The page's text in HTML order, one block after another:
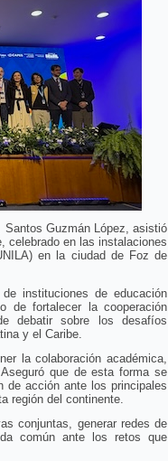
Santos Guzmán López, asistió
celebrado en las instalaciones
en la ciudad de Foz de
instituciones de educación
de fortalecer la cooperación
debatir sobre los desafíos
y el Caribe.
la colaboración académica,
que de esta forma se
de acción ante los principales
región del continente.
conjuntas, generar redes de
común ante los retos que